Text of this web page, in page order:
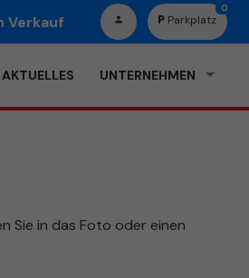
Verkauf Parkplatz
0
AKTUELLES UNTERNEHMEN
Sie in das Foto oder einen